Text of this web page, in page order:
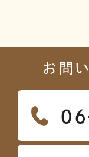
お問